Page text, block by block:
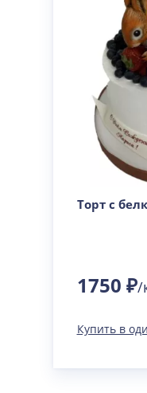
Торт с
1750 ₽/
Купить в